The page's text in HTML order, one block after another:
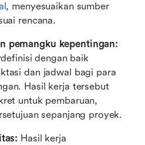
, menyesuaikan sumber
rencana.
pemangku kepentingan:
dengan baik
dan jadwal bagi para
Hasil kerja tersebut
untuk pembaruan,
sepanjang proyek.
Hasil kerja